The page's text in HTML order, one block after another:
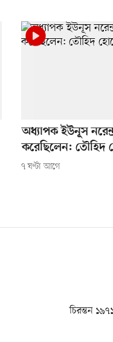
অধ্যাপক ইউনূস
করেছিলেন: তৌহিদ
৭ ঘণ্টা আগে
চিরন্তন